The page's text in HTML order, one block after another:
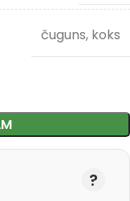
čuguns, koks